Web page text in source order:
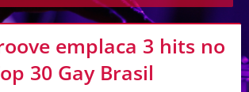
emplaca 3 hits no
30 Gay Brasil